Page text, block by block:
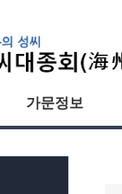
가문정보